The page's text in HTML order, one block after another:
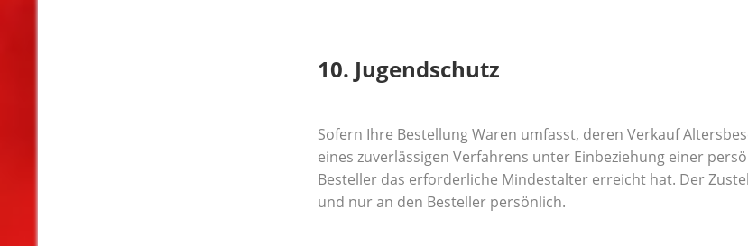
10. Jugendschutz
Sofern Ihre Bestellung Waren umfasst, deren Verkauf
eines zuverlässigen Verfahrens unter Einbeziehung einer
Besteller das erforderliche Mindestalter erreicht hat. Der
und nur an den Besteller persönlich.